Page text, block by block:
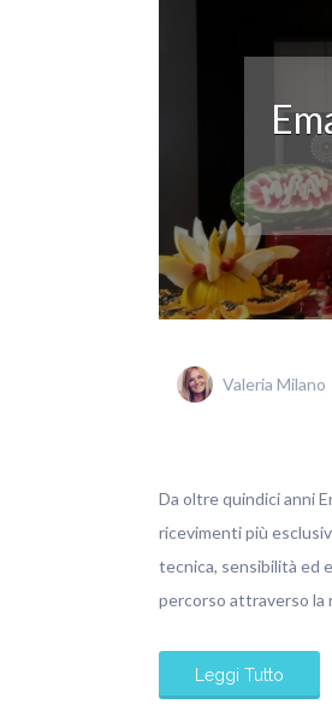
Valeria Milano
Da oltre quindici anni
ricevimenti più
tecnica, sensibilità ed
percorso attraverso la
Leggi Tutto